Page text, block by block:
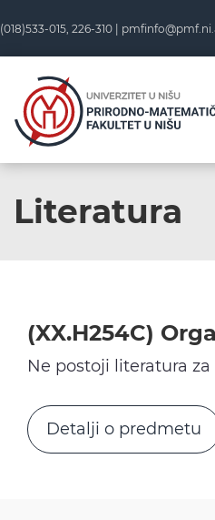
to
content
(018)533-015, 226-310 |
Literatura
(XX.H254C)
Ne postoji literatura
Detalji o predmetu